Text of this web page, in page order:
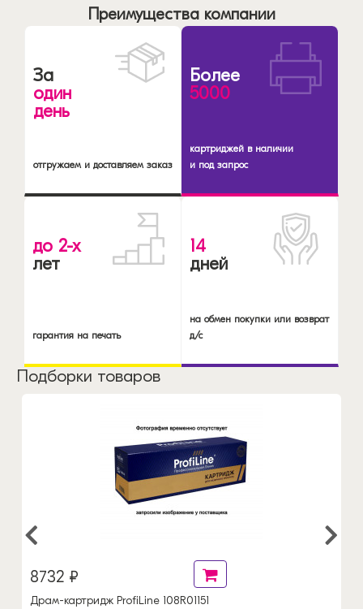
Преимущества компании
За
один
день
отгружаем и доставляем заказ
Более
5000
картриджей в наличии
и под запрос
до 2-х
лет
гарантия на печать
14
дней
на обмен покупки или возврат
д/с
Подборки товаров
8732 ₽
Драм-картридж ProfiLine 108R01151